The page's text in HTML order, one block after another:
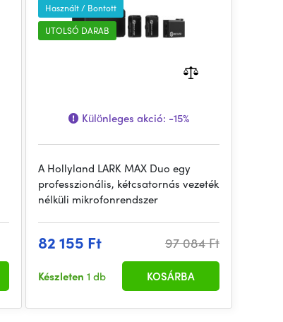
Használt / Bontott
UTOLSÓ DARAB
Különleges akció: -15%
A Hollyland LARK MAX Duo egy
professzionális, kétcsatornás vezeték
nélküli mikrofonrendszer
82 155 Ft 97 084 Ft
Készleten 1 db KOSÁRBA